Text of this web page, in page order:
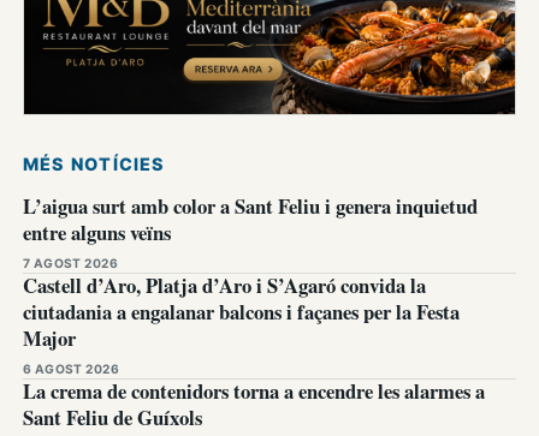
MÉS NOTÍCIES
L’aigua surt amb color a Sant Feliu i genera inquietud
entre alguns veïns
7 AGOST 2026
Castell d’Aro, Platja d’Aro i S’Agaró convida la
ciutadania a engalanar balcons i façanes per la Festa
Major
6 AGOST 2026
La crema de contenidors torna a encendre les alarmes a
Sant Feliu de Guíxols